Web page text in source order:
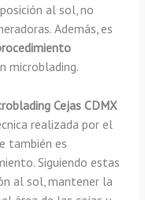
al sol, no
Además, es
microblading.
Cejas CDMX
realizada por el
también es
Siguiendo estas
al sol, mantener la